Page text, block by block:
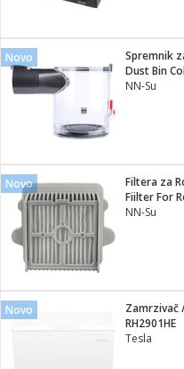
Novo
Spremnik
Dust Bin
NN-Su
Novo
Fiilter For
NN-Su
Novo
Zamrzivač
RH2901HE
Tesla